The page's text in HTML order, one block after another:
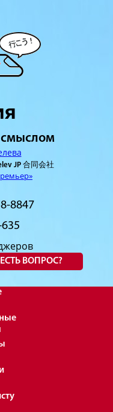
смыслом
JP 合同会社
8847
ЕСТЬ ВОПРОС?